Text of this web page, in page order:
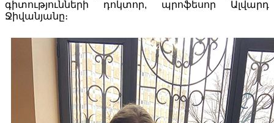
գիտությունների դոկտոր, պրոֆեսոր Ալվարդ
Ջիվանյանը։